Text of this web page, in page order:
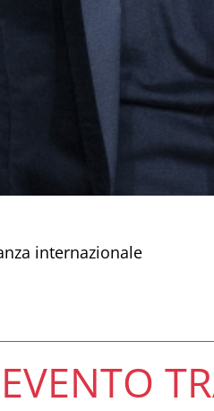
internazionale
EVENTO